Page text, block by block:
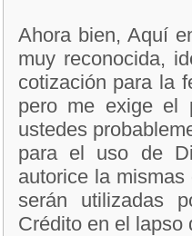
Ahora bien, Aquí
muy reconocida,
cotización para la
pero me exige el
ustedes
para el uso de
autorice la
serán utilizadas
Crédito en el lapso